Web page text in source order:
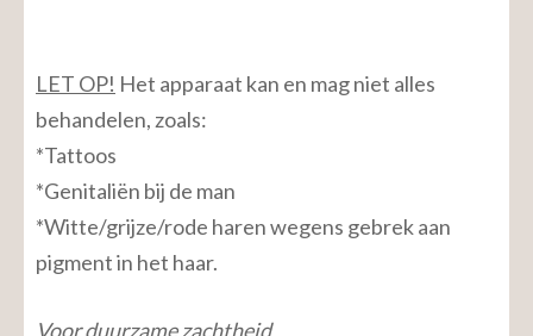
LET OP! Het apparaat kan en mag niet alles
behandelen, zoals:
*Tattoos
*Genitaliën bij de man
*Witte/grijze/rode haren wegens gebrek aan
pigment in het haar.
Voor duurzame zachtheid